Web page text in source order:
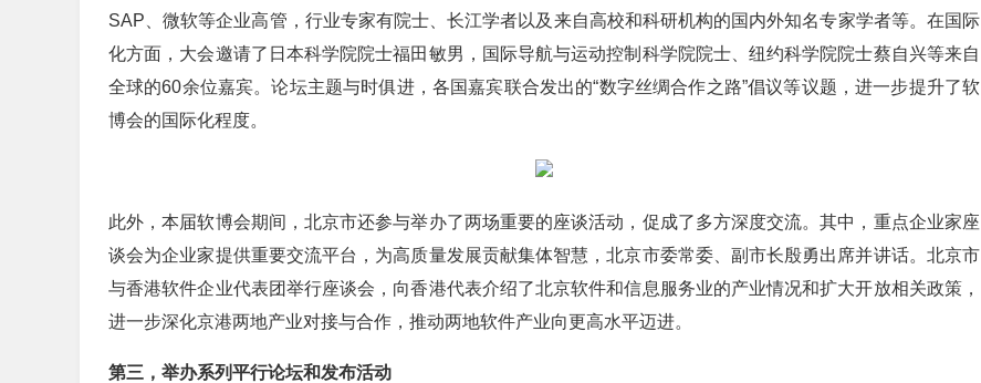
SAP、微软等企业高管，行业专家有院士、长江学者以及来自高校和科研机构的国内外知名专家学者等。在国际
化方面，大会邀请了日本科学院院士福田敏男，国际导航与运动控制科学院院士、纽约科学院院士蔡自兴等来自
全球的60余位嘉宾。论坛主题与时俱进，各国嘉宾联合发出的“数字丝绸合作之路”倡议等议题，进一步提升了软
博会的国际化程度。
此外，本届软博会期间，北京市还参与举办了两场重要的座谈活动，促成了多方深度交流。其中，重点企业家座
谈会为企业家提供重要交流平台，为高质量发展贡献集体智慧，北京市委常委、副市长殷勇出席并讲话。北京市
与香港软件企业代表团举行座谈会，向香港代表介绍了北京软件和信息服务业的产业情况和扩大开放相关政策，
进一步深化京港两地产业对接与合作，推动两地软件产业向更高水平迈进。
第三，举办系列平行论坛和发布活动